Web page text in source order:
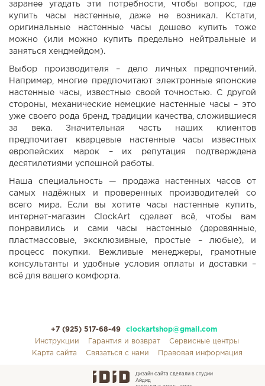
заранее угадать эти потребности, чтобы вопрос, где
купить часы настенные, даже не возникал. Кстати,
оригинальные настенные часы дешево купить тоже
можно (или можно купить предельно нейтральные и
заняться хендмейдом).
Выбор производителя – дело личных предпочтений.
Например, многие предпочитают электронные японские
настенные часы, известные своей точностью. С другой
стороны, механические немецкие настенные часы – это
уже своего рода бренд, традиции качества, сложившиеся
за века. Значительная часть наших клиентов
предпочитает кварцевые настенные часы известных
европейских марок – их репутация подтверждена
десятилетиями успешной работы.
Наша специальность — продажа настенных часов от
самых надёжных и проверенных производителей со
всего мира. Если вы хотите часы настенные купить,
интернет-магазин ClockArt сделает всё, чтобы вам
понравились и сами часы настенные (деревянные,
пластмассовые, эксклюзивные, простые – любые), и
процесс покупки. Вежливые менеджеры, грамотные
консультанты и удобные условия оплаты и доставки –
всё для вашего комфорта.
+7 (925) 517-68-49
clockartshop@gmail.com
Инструкции
Гарантия и возврат
Сервисные центры
Карта сайта
Связаться с нами Правовая информация
Дизайн сайта сделали в студии
Айдид